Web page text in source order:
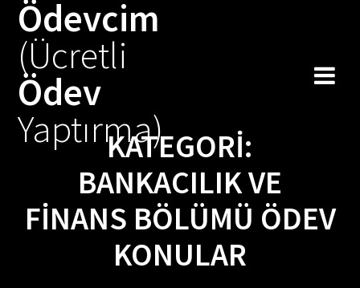
Ödevcim
(Ücretli
Ödev
Yaptırma)KATEGORI:
BANKACILIK VE
FINANS BÖLÜMÜ ÖDEV
KONULAR